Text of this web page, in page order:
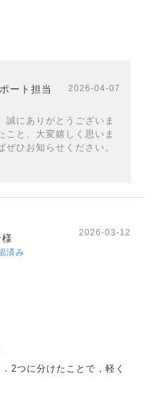
ート担当 2026-04-07
誠にありがとうございま
こと、大変嬉しく思いま
ひお知らせください。
済み
2026-03-12
2つに分けたことで，軽く